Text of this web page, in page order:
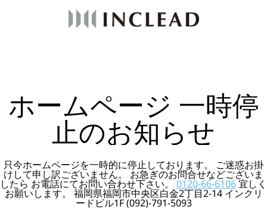
ホームページ 一時停
止のお知らせ
只今ホームページを一時的に停止しております。 ご迷惑お掛
けして申し訳ございません。 お急ぎのお問合せなどございま
したら お電話にてお問い合わせ下さい。0120-66-6106宜しく
お願いします。 福岡県福岡市中央区白金2丁目2-14 インクリ
ードビル1F (092)-791-5093